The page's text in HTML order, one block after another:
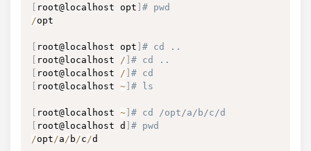
root@localhost opt # pwd
/opt
root@localhost opt # cd ..
root@localhost / # cd ..
root@localhost / # cd
root@localhost ~ # ls
root@localhost ~ # cd /opt/a/b/c/d
root@localhost d
# pwd
/opt/a/ b/c/d